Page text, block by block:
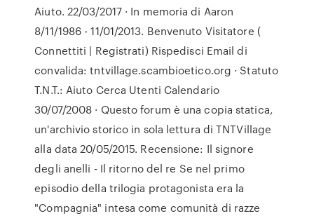
Aiuto. 22/03/2017 · In memoria di Aaron
8/11/1986 - 11/01/2013. Benvenuto Visitatore (
Connettiti | Registrati) Rispedisci Email di
convalida: tntvillage.scambioetico.org · Statuto
T.N.T.: Aiuto Cerca Utenti Calendario
30/07/2008 · Questo forum è una copia statica,
un'archivio storico in sola lettura di TNTVillage
alla data 20/05/2015. Recensione: Il signore
degli anelli - Il ritorno del re Se nel primo
episodio della trilogia protagonista era la
"Compagnia" intesa come comunità di razze